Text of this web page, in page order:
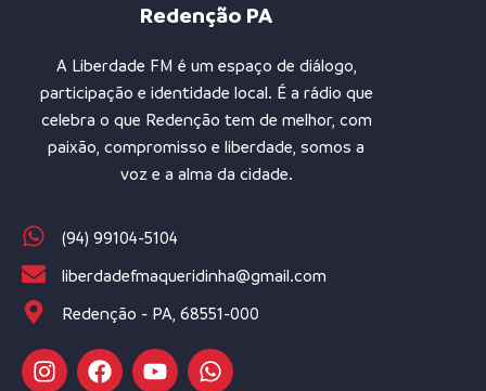
Redenção PA
A Liberdade FM é um espaço de diálogo,
participação e identidade local. É a rádio que
celebra o que Redenção tem de melhor, com
paixão, compromisso e liberdade, somos a
voz e a alma da cidade.
(94) 99104-5104
liberdadefmaqueridinha@gmail.com
Redenção - PA, 68551-000